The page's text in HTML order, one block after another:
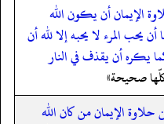
الإيمان أن يكون الله
يحب المرء لا يحبه إلا لله أن
يكره أن يقذف في النار
صحيحة»
الإيمان من كان الله